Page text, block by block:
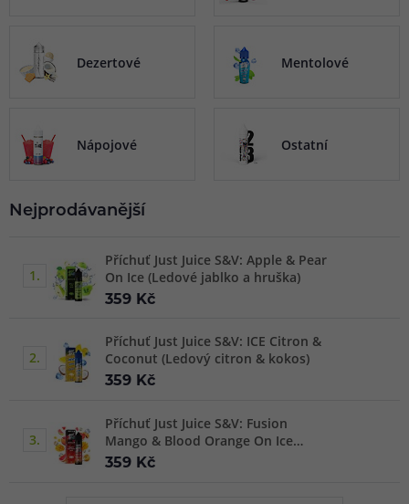
dodávány v 60ml lahvičce, ve které se nachází aroma
potřeby zrání.Dezertové Mentolové
Nápojové Ostatní
Nejprodávanější
1.
Příchuť Just Juice S&V: Apple & Pear
On Ice (Ledové jablko a hruška)
359 Kč
2.
Příchuť Just Juice S&V: ICE Citron &
Coconut (Ledový citron & kokos)
359 Kč
3.
Příchuť Just Juice S&V: Fusion
Mango & Blood Orange On Ice
(Ledové mango & červený
359 Kč